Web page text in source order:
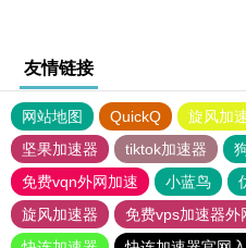
友情链接
网站地图 QuickQ 旋风加
坚果加速器
tiktok加速器
免费vqn外网加速
小蓝鸟
旋风加速器
免费vps加速器外